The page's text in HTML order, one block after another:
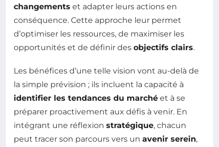
changements et adapter leurs actions en
conséquence. Cette approche leur permet
d’optimiser les ressources, de maximiser les
opportunités et de définir des objectifs clairs.
Les bénéfices d’une telle vision vont au-delà de
la simple prévision ; ils incluent la capacité à
identifier les tendances du marché et à se
préparer proactivement aux défis à venir. En
intégrant une réflexion stratégique, chacun
peut tracer son parcours vers un avenir serein,